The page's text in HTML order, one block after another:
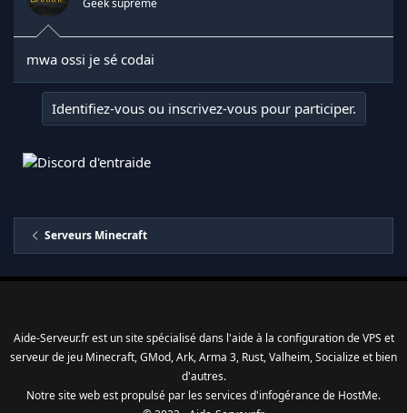
mwa ossi je sé codai
Identifiez-vous ou inscrivez-vous pour participer.
Serveurs Minecraft
Aide-Serveur.fr est un site spécialisé dans l'aide à la configuration de VPS et
serveur de jeu Minecraft, GMod, Ark, Arma 3, Rust, Valheim, Socialize et bien
d'autres.
Notre site web est propulsé par les services d'infogérancede HostMe.